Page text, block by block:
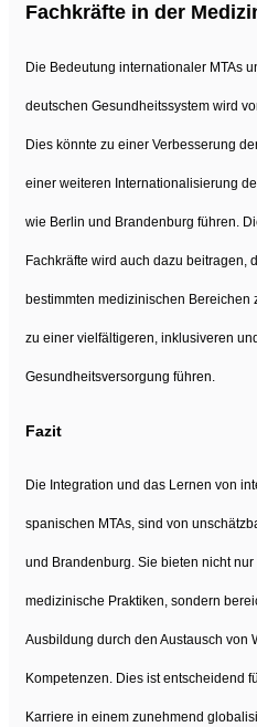
Fachkräfte in der
Die Bedeutung internationaler MTAs
deutschen Gesundheitssystem wird
Dies könnte zu einer Verbesserung
einer weiteren Internationalisierung
wie Berlin und Brandenburg führen.
Fachkräfte wird auch dazu beitragen,
bestimmten medizinischen
zu einer vielfältigeren, inklusiveren
Gesundheitsversorgung führen.
Fazit
Die Integration und das Lernen von
spanischen MTAs, sind von
und Brandenburg. Sie bieten nicht
medizinische Praktiken, sondern
Ausbildung durch den Austausch von
Kompetenzen. Dies ist entscheidend
Karriere in einem zunehmend